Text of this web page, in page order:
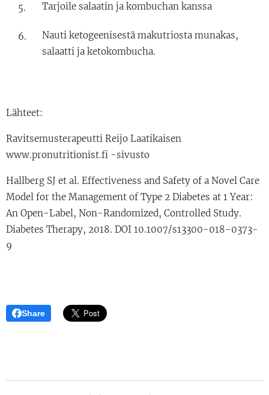
Tarjoile salaatin ja kombuchan kanssa
Nauti ketogeenisestä makutriosta munakas,
salaatti ja ketokombucha.
Lähteet:
Ravitsemusterapeutti Reijo Laatikaisen
www.pronutritionist.fi -sivusto
Hallberg SJ et al. Effectiveness and Safety of a Novel Care
Model for the Management of Type 2 Diabetes at 1 Year:
An Open-Label, Non-Randomized, Controlled Study.
Diabetes Therapy, 2018. DOI 10.1007/s13300-018-0373-
9
Share